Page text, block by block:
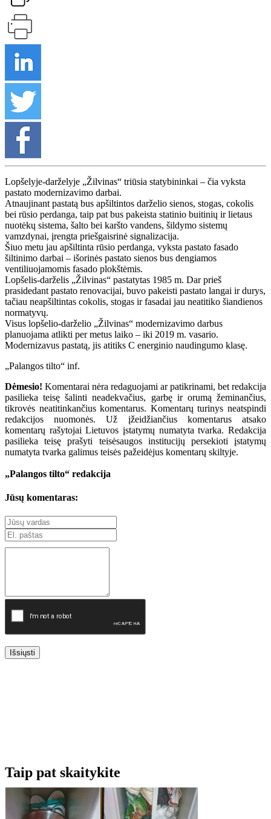
Lopšelyje-darželyje „Žilvinas“ triūsia statybininkai – čia vyksta
pastato modernizavimo darbai.
Atnaujinant pastatą bus apšiltintos darželio sienos, stogas, cokolis
bei rūsio perdanga, taip pat bus pakeista statinio buitinių ir lietaus
nuotėkų sistema, šalto bei karšto vandens, šildymo sistemų
vamzdynai, įrengta priešgaisrinė signalizacija.
Šiuo metu jau apšiltinta rūsio perdanga, vyksta pastato fasado
šiltinimo darbai – išorinės pastato sienos bus dengiamos
ventiliuojamomis fasado plokštėmis.
Lopšelis-darželis „Žilvinas“ pastatytas 1985 m. Dar prieš
prasidedant pastato renovacijai, buvo pakeisti pastato langai ir durys,
tačiau neapšiltintas cokolis, stogas ir fasadai jau neatitiko šiandienos
normatyvų.
Visus lopšelio-darželio „Žilvinas“ modernizavimo darbus
planuojama atlikti per metus laiko – iki 2019 m. vasario.
Modernizavus pastatą, jis atitiks C energinio naudingumo klasę.
„Palangos tilto“ inf.
Dėmesio! Komentarai nėra redaguojami ar patikrinami, bet redakcija
pasilieka teisę šalinti neadekvačius, garbę ir orumą žeminančius,
tikrovės neatitinkančius komentarus. Komentarų turinys neatspindi
redakcijos nuomonės. Už įžeidžiančius komentarus atsako
komentarų rašytojai Lietuvos įstatymų numatyta tvarka. Redakcija
pasilieka teisę prašyti teisėsaugos institucijų persekioti įstatymų
numatyta tvarka galimus teisės pažeidėjus komentarų skiltyje.
„Palangos tilto“ redakcija
Jūsų komentaras:
Išsiųsti
Taip pat skaitykite